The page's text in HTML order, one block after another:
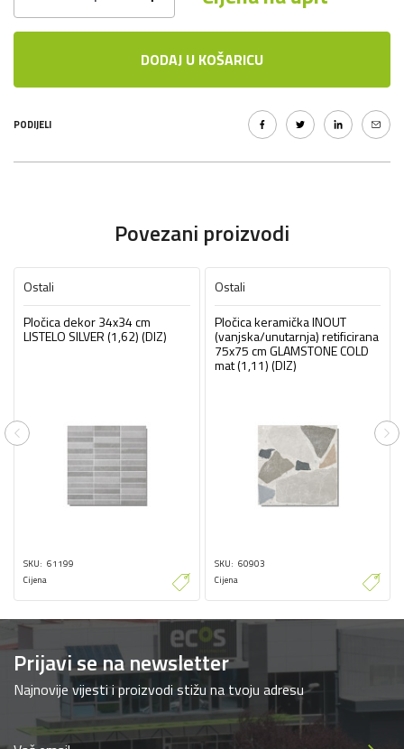
DODAJ U KOŠARICU
PODIJELI
Povezani proizvodi
Ostali
Pločica dekor 34x34 cm
LISTELO SILVER (1,62) (DIZ)
SKU 61199
Cijena
Ostali
Pločica keramička INOUT
(vanjska/unutarnja) retificirana
75x75 cm GLAMSTONE COLD
mat (1,11) (DIZ)
SKU 60903
Cijena
Previous
Prijavi se na newsletter
Najnovije vijesti i proizvodi stižu na tvoju adresu